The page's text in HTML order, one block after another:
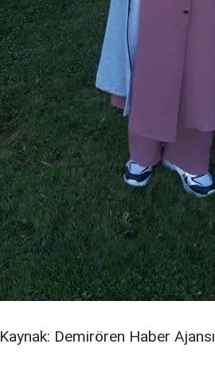
Kaynak: Demirören Haber Ajansı